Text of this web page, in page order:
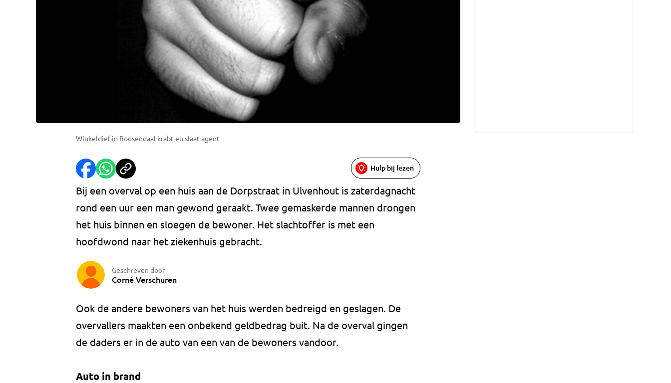
Winkeldief in Roosendaal krabt en slaat agent
Hulp bij lezen
Bij een overval op een huis aan de Dorpstraat in Ulvenhout is zaterdagnacht
rond een uur een man gewond geraakt. Twee gemaskerde mannen drongen
het huis binnen en sloegen de bewoner. Het slachtoffer is met een
hoofdwond naar het ziekenhuis gebracht.
Geschreven door
Corné Verschuren
Ook de andere bewoners van het huis werden bedreigd en geslagen. De
overvallers maakten een onbekend geldbedrag buit. Na de overval gingen
de daders er in de auto van een van de bewoners vandoor.
Auto in brand